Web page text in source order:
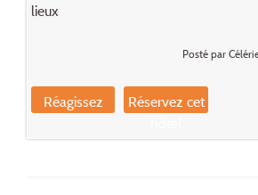
lieux
Posté par
Réagissez
Réservez cet